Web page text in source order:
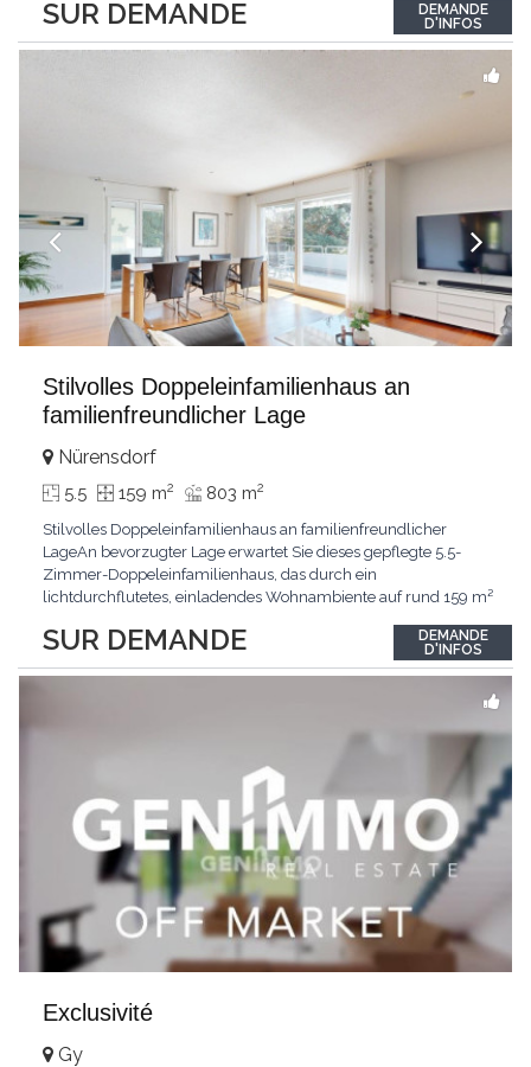
SUR DEMANDE
excavé, cette villa propose une surface habitable utile de plus
de 260 m², soigneusement...
DEMANDE
D'INFOS
Stilvolles Doppeleinfamilienhaus an
familienfreundlicher Lage
SUR DEMANDE
Nürensdorf
5.5 159 m2 803 m2
Stilvolles Doppeleinfamilienhaus an familienfreundlicher
LageAn bevorzugter Lage erwartet Sie dieses gepflegte 5.5-
Zimmer-Doppeleinfamilienhaus, das durch ein
lichtdurchflutetes, einladendes Wohnambiente auf rund 159 m²
Liegenschaft in einem hervorragenden Zustand und vereint
zeitgemässen Wohnkomfort perfekt mit nachhaltiger
DEMANDE
D'INFOS
Exclusivité
Gy